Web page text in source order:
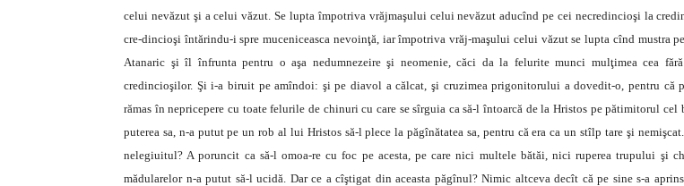
celui nevăzut şi a celui văzut. Se lupta împotriva vrăjmaşului celui nevăzut aducînd pe cei necredincioşi la
cre-dincioşi întărindu-i spre muceniceasca nevoinţă, iar împotriva vrăj-maşului celui văzut se lupta cînd mustra
Atanaric şi îl înfrunta pentru o aşa nedumnezeire şi neomenie, căci da la felurite munci mulţimea cea
credincioşilor. Şi i-a biruit pe amîndoi: şi pe diavol a călcat, şi cruzimea prigonitorului a dovedit-o, pentru că
rămas în nepricepere cu toate felurile de chinuri cu care se sîrguia ca să-l întoarcă de la Hristos pe pătimitorul cel
puterea sa, n-a putut pe un rob al lui Hristos să-l plece la păgînătatea sa, pentru că era ca un stîlp tare şi
nelegiuitul? A poruncit ca să-l omoa-re cu foc pe acesta, pe care nici multele bătăi, nici ruperea trupului şi
mădularelor n-a putut să-l ucidă. Dar ce a cîştigat din aceasta păgînul? Nimic altceva decît că pe sine s-a